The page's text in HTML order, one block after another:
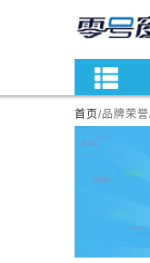
首页/品牌荣誉